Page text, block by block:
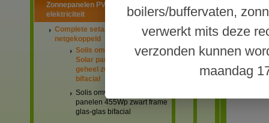
Zonnepanelen PV-systemen
elektriciteit
Complete setaanbiedingen
netgekoppeld
Solis omvormers & JA
Solar panelen 445Wp
geheel zwart glas-glas
bifacial
Solis omvormers & JA Solar
panelen 455Wp zwart frame
glas-glas bifacial
boilers/buffervaten,
verwerkt mits deze
verzonden kunnen
maandag